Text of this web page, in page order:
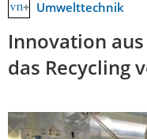
Umwelttechnik
Innovation aus
das Recycling